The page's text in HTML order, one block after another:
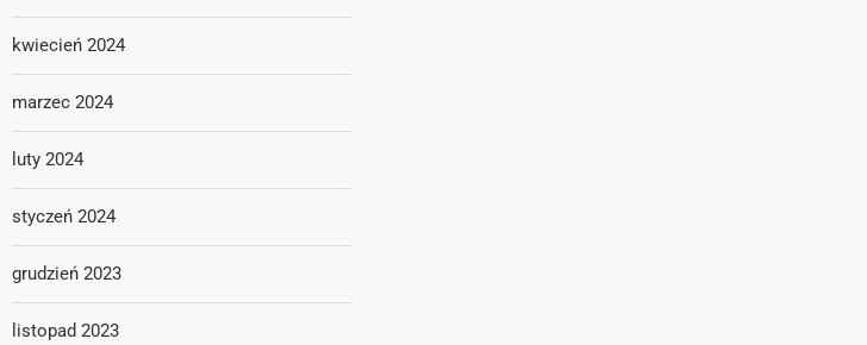
kwiecień 2024
marzec 2024
luty 2024
styczeń 2024
grudzień 2023
listopad 2023